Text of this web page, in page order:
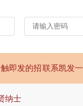
即发的招
纳士
联系凯发